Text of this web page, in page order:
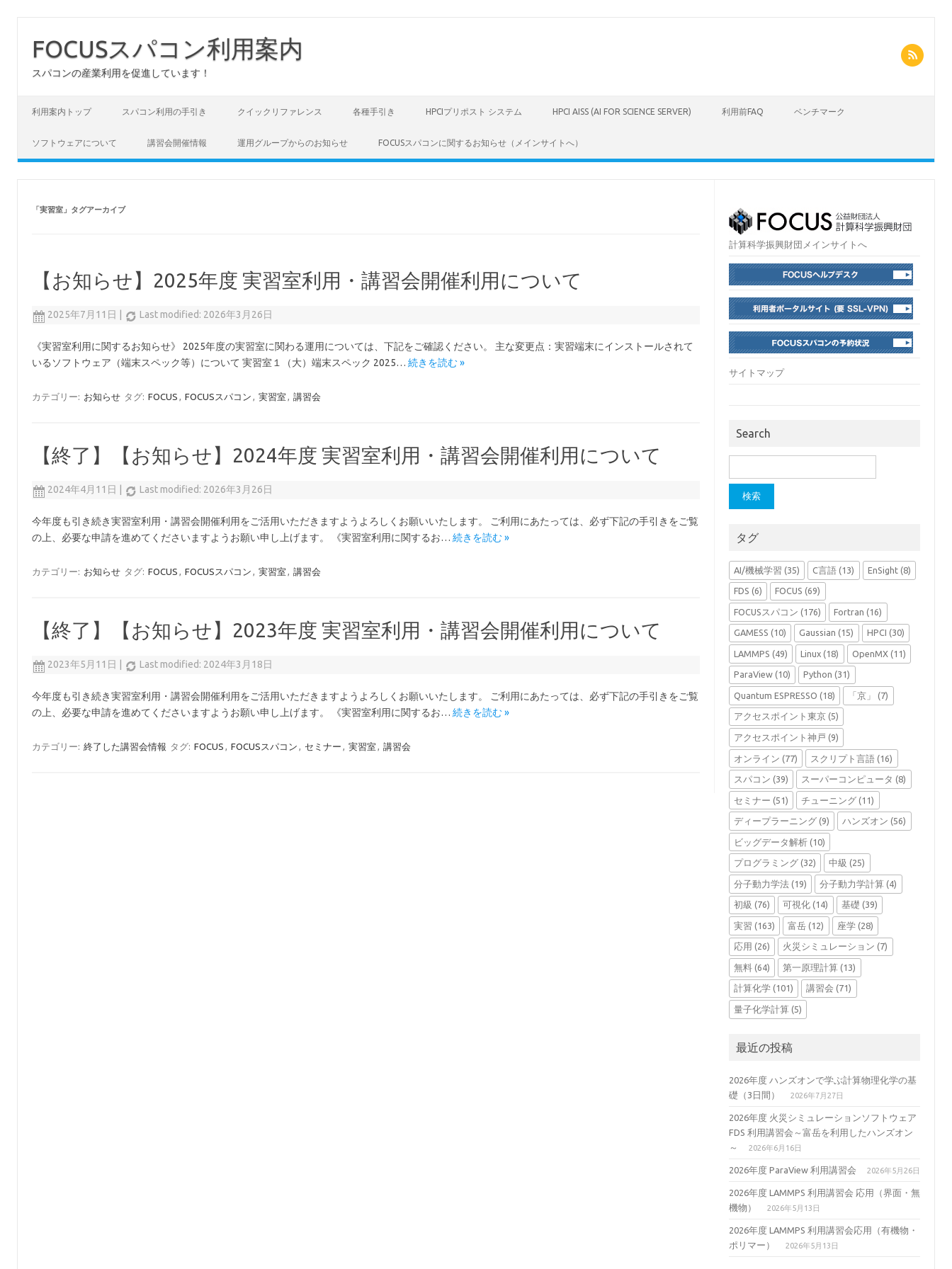
FOCUSスパコン利用案内
スパコンの産業利用を促進しています！
利用案内トップ スパコン利用の手引き クイックリファレンス 各種手引き HPCIプリポスト システム HPCI AISS (AI FOR SCIENCE SERVER) 利用前FAQ ベンチマーク
ソフトウェアについて 講習会開催情報 運用グループからのお知らせ FOCUSスパコンに関するお知らせ（メインサイトへ）
「実習室 」タグアーカイブ
【お知らせ】2025年度 実習室利用・講習会開催利用について
2025年7月11日 Last modified: 2026年3月26日
《実習室利用に関するお知らせ》 2025年度の実習室に関わる運用については、下記をご確認ください。 主な変更点：実習端末にインストールされて
いるソフトウェア（端末スペック等）について 実習室１（大）端末スペック 2025…続きを読む »
カテゴリー: お知らせ タグ: FOCUS , FOCUSスパコン , 実習室 , 講習会
【終了】【お知らせ】2024年度 実習室利用・講習会開催利用について
2024年4月11日 Last modified: 2026年3月26日
今年度も引き続き実習室利用・講習会開催利用をご活用いただきますようよろしくお願いいたします。 ご利用にあたっては、必ず下記の手引きをご覧
の上、必要な申請を進めてくださいますようお願い申し上げます。 《実習室利用に関するお…続きを読む »
カテゴリー: お知らせ タグ: FOCUS , FOCUSスパコン , 実習室 , 講習会
【終了】【お知らせ】2023年度 実習室利用・講習会開催利用について
2023年5月11日 Last modified: 2024年3月18日
今年度も引き続き実習室利用・講習会開催利用をご活用いただきますようよろしくお願いいたします。 ご利用にあたっては、必ず下記の手引きをご覧
の上、必要な申請を進めてくださいますようお願い申し上げます。 《実習室利用に関するお…続きを読む »
カテゴリー: 終了した講習会情報 タグ: FOCUS , FOCUSスパコン , セミナー , 実習室 , 講習会
計算科学振興財団メインサイトへ
サイトマップ
Search
索:
タグ
AI/機械学習 (35) C言語 (13) EnSight (8)
FDS (6) FOCUS (69)
FOCUSスパコン (176) Fortran (16)
GAMESS (10) Gaussian (15) HPCI (30)
LAMMPS (49) Linux (18) OpenMX (11)
ParaView(10) Python (31)
Quantum ESPRESSO (18) 「京」 (7)
アクセスポイント東京(5)
アクセスポイント神戸 (9)
オンライン (77) スクリプト言語 (16)
スパコン (39) スーパーコンピュータ (8)
セミナー (51) チューニング (11)
ディープラーニング(9) ハンズオン (56)
ビッグデータ解析(10)
プログラミング(32) 中級 (25)
分子動力学法(19) 分子動力学計算 (4)
初級 (76) 可視化 (14) 基礎 (39)
実習 (163) 富岳 (12) 座学 (28)
応用 (26) 火災シミュレーション (7)
無料(64) 第一原理計算 (13)
計算化学(101) 講習会 (71)
量子化学計算(5)
最近の投稿
2026年度 ハンズオンで学ぶ計算物理化学の基
礎（3日間）
2026年7月27日
2026年度 火災シミュレーションソフトウェア
FDS 利用講習会～富岳を利用したハンズオン
～
2026年6月16日
2026年度 ParaView 利用講習会 2026年5月26日
2026年度 LAMMPS 利用講習会 応用（界面・無
機物）
2026年5月13日
2026年度 LAMMPS 利用講習会応用（有機物・
ポリマー）
2026年5月13日